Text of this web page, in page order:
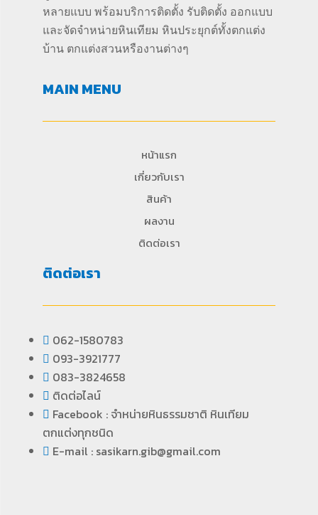
หลายแบบ พร้อมบริการติดตั้ง รับติดตั้ง ออกแบบ
และจัดจำหน่ายหินเทียม หินประยุกต์ทั้งตกแต่ง
บ้าน ตกแต่งสวนหรืองานต่างๆ
MAIN MENU
หน้าแรก
เกี่ยวกับเรา
สินค้า
ผลงาน
ติดต่อเรา
ติดต่อเรา
062-1580783
093-3921777
083-3824658
ติดต่อไลน์
Facebook : จำหน่ายหินธรรมชาติ หินเทียม
ตกแต่งทุกชนิด
E-mail : sasikarn.gib@gmail.com